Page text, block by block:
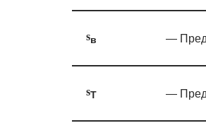
sв —
sT —